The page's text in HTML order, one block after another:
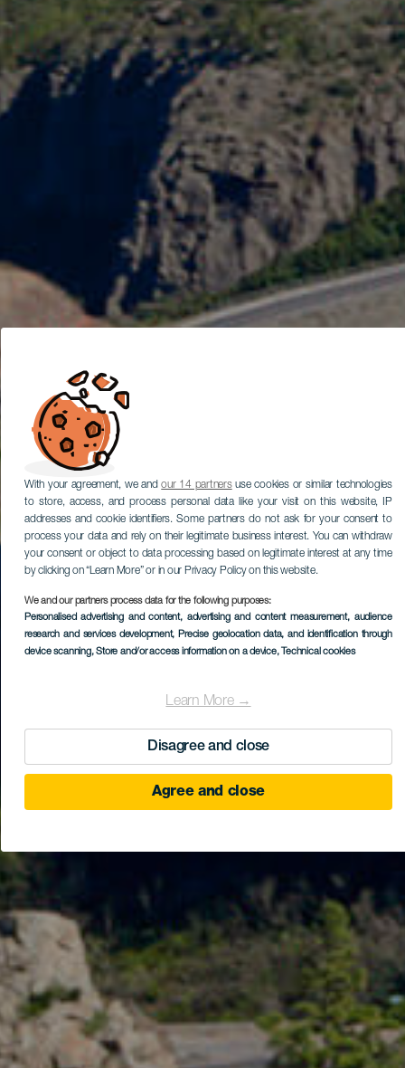
With your agreement, we andour 14 partnersuse cookies or similar technologies
to store, access, and process personal data like your visit on this website, IP
addresses and cookie identifiers. Some partners do not ask for your consent to
process your data and rely on their legitimate business interest. You can withdraw
your consent or object to data processing based on legitimate interest at any time
by clicking on “Learn More” or in our Privacy Policy on this website.
We and our partners process data for the following purposes:
Personalised advertising and content, advertising and content measurement, audience
research and services development, Precise geolocation data, and identification through
device scanning, Store and/or access information on a device, Technical cookies
Learn More →
Disagree and close
Agree and close